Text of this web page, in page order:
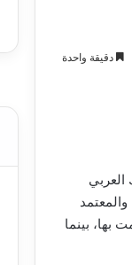
دقيقة واحدة
العربي
بها، بينما